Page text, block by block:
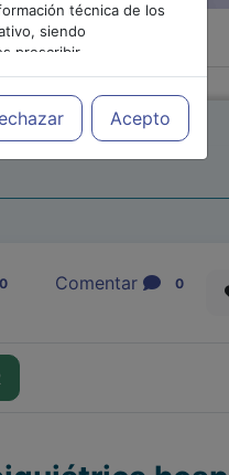
técnica de los
siendo
prescribir
el tratamiento más
Acepto
0 Comentar 0